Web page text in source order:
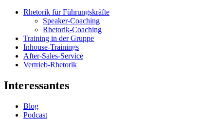
Rhetorik für Führungskräfte
Speaker-Coaching
Rhetorik-Coaching
Training in der Gruppe
Inhouse-Trainings
After-Sales-Service
Vertrieb-Rhetorik
Interessantes
Blog
Podcast